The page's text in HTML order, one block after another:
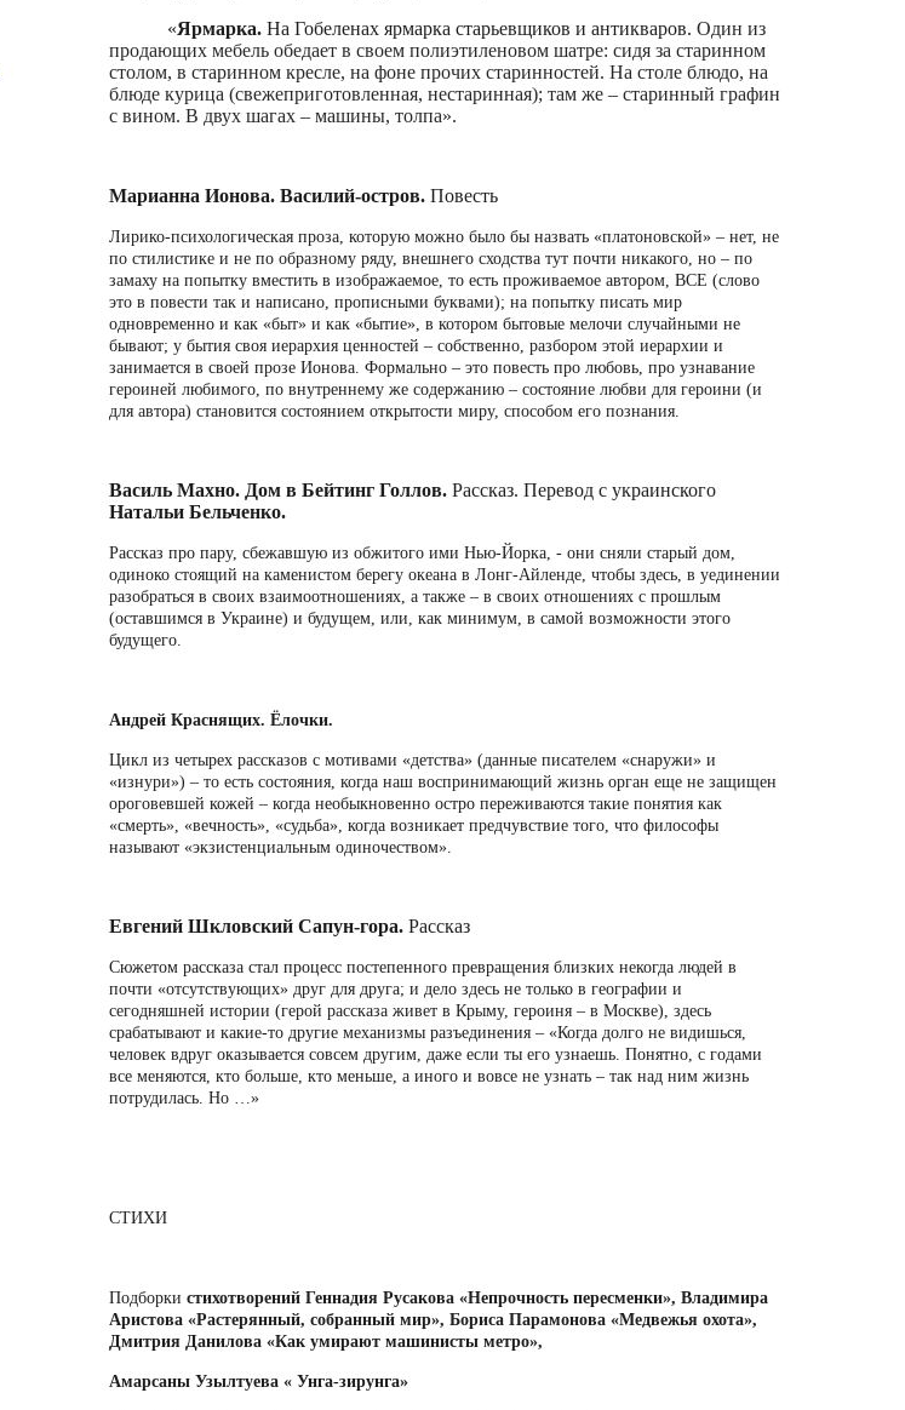
«Ярмарка. На Гобеленах ярмарка старьевщиков и антикваров. Один из
продающих мебель обедает в своем полиэтиленовом шатре: сидя за старинном
столом, в старинном кресле, на фоне прочих старинностей. На столе блюдо, на
блюде курица (свежеприготовленная, нестаринная); там же – старинный графин
с вином. В двух шагах – машины, толпа».
Марианна Ионова. Василий-остров. Повесть
Лирико-психологическая проза, которую можно было бы назвать «платоновской» – нет, не
по стилистике и не по образному ряду, внешнего сходства тут почти никакого, но – по
замаху на попытку вместить в изображаемое, то есть проживаемое автором, ВСЕ (слово
это в повести так и написано, прописными буквами); на попытку писать мир
одновременно и как «быт» и как «бытие», в котором бытовые мелочи случайными не
бывают; у бытия своя иерархия ценностей – собственно, разбором этой иерархии и
занимается в своей прозе Ионова. Формально – это повесть про любовь, про узнавание
героиней любимого, по внутреннему же содержанию – состояние любви для героини (и
для автора) становится состоянием открытости миру, способом его познания.
Василь Махно. Дом в Бейтинг Голлов. Рассказ. Перевод с украинского
Натальи Бельченко.
Рассказ про пару, сбежавшую из обжитого ими Нью-Йорка, - они сняли старый дом,
одиноко стоящий на каменистом берегу океана в Лонг-Айленде, чтобы здесь, в уединении
разобраться в своих взаимоотношениях, а также – в своих отношениях с прошлым
(оставшимся в Украине) и будущем, или, как минимум, в самой возможности этого
будущего.
Андрей Краснящих. Ёлочки.
Цикл из четырех рассказов с мотивами «детства» (данные писателем «снаружи» и
«изнури») – то есть состояния, когда наш воспринимающий жизнь орган еще не защищен
ороговевшей кожей – когда необыкновенно остро переживаются такие понятия как
«смерть», «вечность», «судьба», когда возникает предчувствие того, что философы
называют «экзистенциальным одиночеством».
Евгений Шкловский Сапун-гора. Рассказ
Сюжетом рассказа стал процесс постепенного превращения близких некогда людей в
почти «отсутствующих» друг для друга; и дело здесь не только в географии и
сегодняшней истории (герой рассказа живет в Крыму, героиня – в Москве), здесь
срабатывают и какие-то другие механизмы разъединения – «Когда долго не видишься,
человек вдруг оказывается совсем другим, даже если ты его узнаешь. Понятно, с годами
все меняются, кто больше, кто меньше, а иного и вовсе не узнать – так над ним жизнь
потрудилась. Но …»
СТИХИ
Подборки стихотворений Геннадия Русакова «Непрочность пересменки», Владимира
Аристова «Растерянный, собранный мир», Бориса Парамонова «Медвежья охота»,
Дмитрия Данилова «Как умирают машинисты метро»,
Амарсаны Узылтуева « Унга-зирунга»